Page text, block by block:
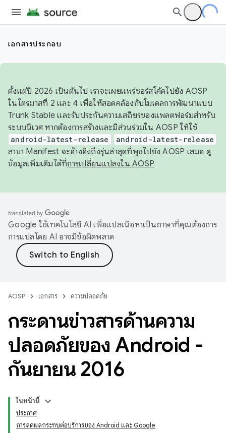
เอกสารประกอบ
ตั้งแต่ปี 2026 เป็นต้นไป เราจะเผยแพร่ซอร์สโค้ดไปยัง AOSP
ในไตรมาสที่ 2 และ 4 เพื่อให้สอดคล้องกับโมเดลการพัฒนาแบบ
Trunk Stable และรับประกันความเสถียรของแพลตฟอร์มสำหรับ
ระบบนิเวศ หากต้องการสร้างและมีส่วนร่วมใน AOSP ให้ใช้
android-latest-release android-latest-release
สาขา Manifest จะอ้างอิงถึงรุ่นล่าสุดที่พุชไปยัง AOSP เสมอ ดู
ข้อมูลเพิ่มเติมได้ที่การเปลี่ยนแปลงใน AOSP
Google ใช้เทคโนโลยี AI เพื่อแปลเนื้อหาเป็นภาษาที่คุณต้องการ
การแปลโดย AI อาจมีข้อผิดพลาด
AOSP เอกสาร ความปลอดภัย
กระดานข่าวสารด้านความ
ปลอดภัยของ Android -
กันยายน 2016
ในหน้านี้
ประกาศ
การลดผลกระทบต่อบริการของ Android และ Google